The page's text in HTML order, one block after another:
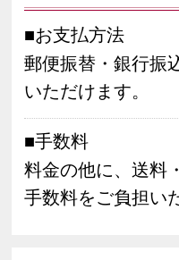
■お支払方法
郵便振替・銀行振
いただけます。
■手数料
料金の他に、送料
手数料をご負担い